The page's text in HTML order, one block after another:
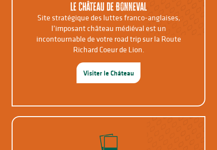
Le Château de Bonneval
Site stratégique des luttes franco-anglaises,
l’imposant château médiéval est un
incontournable de votre road trip sur la Route
Richard Coeur de Lion.
Visiter le Château